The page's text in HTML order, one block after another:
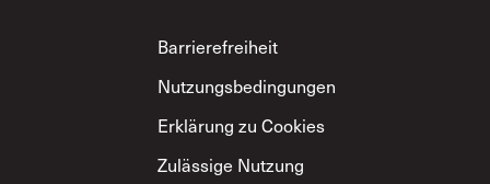
Footer
Barrierefreiheit
Nutzungsbedingungen
Erklärung zu Cookies
Zulässige Nutzung